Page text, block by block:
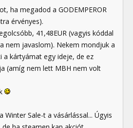
ha megadod a GODEMPEROR
érvényes).
41,48EUR (vagyis kóddal
nem javaslom). Nekem mondjuk a
a kártyámat egy ideje, de ez
(amíg nem lett MBH nem volt
Winter Sale-t a vásárlással... Úgyis